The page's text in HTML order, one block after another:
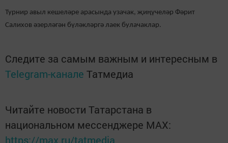
Турнир авыл кешеләре арасында узачак, җиңүчеләр Фәрит
Салихов әзерләгән бүләкләргә лаек булачаклар.
Следите за самым важным и интересным в
Telegram-канале Татмедиа
Читайте новости Татарстана в
национальном мессенджере MАХ:
https://max.ru/tatmedia